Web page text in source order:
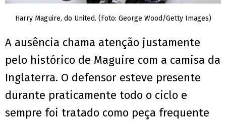
Harry Maguire, do United. (Foto: George Wood/Getty Images)
A ausência chama atenção justamente
pelo histórico de Maguire com a camisa da
Inglaterra. O defensor esteve presente
durante praticamente todo o ciclo e
sempre foi tratado como peça frequente